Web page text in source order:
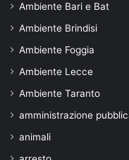
Ambiente Bari e Bat
Ambiente Brindisi
Ambiente Foggia
Ambiente Lecce
Ambiente Taranto
amministrazione
animali